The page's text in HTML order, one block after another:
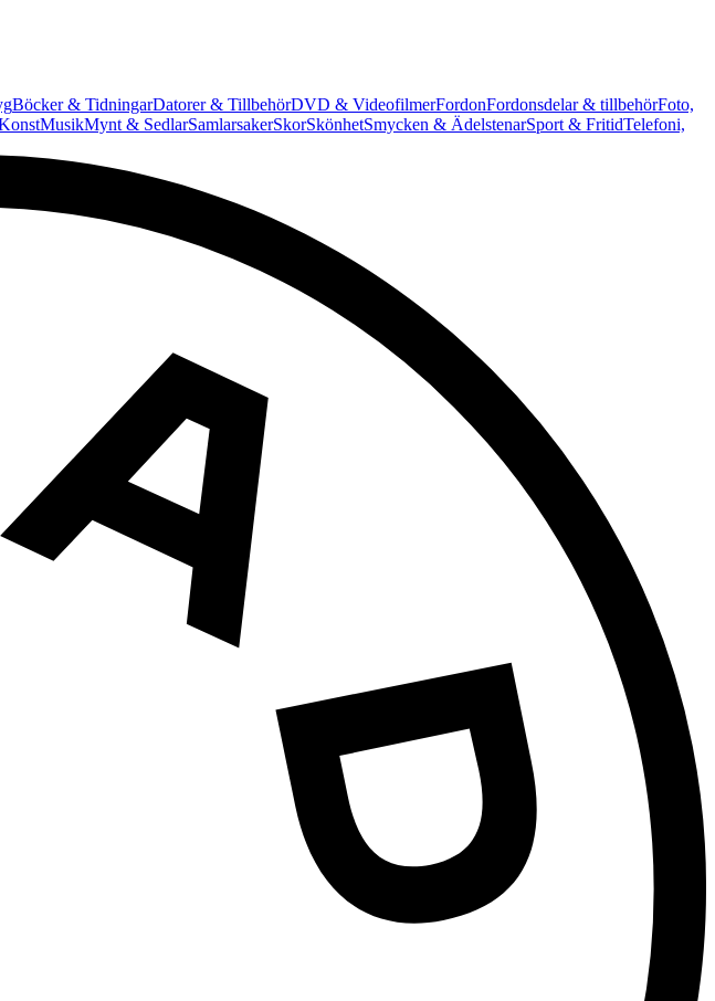
Böcker & TidningarDatorer & TillbehörDVD & VideofilmerFordonFordonsdelar & tillbehörFoto,
MusikMynt & SedlarSamlarsakerSkorSkönhetSmycken & ÄdelstenarSport & FritidTelefoni,